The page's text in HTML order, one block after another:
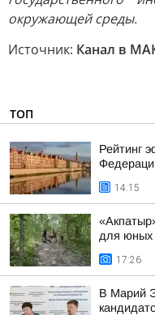
окружающей среды.
Источник: Канал в
ТОП
Рейтинг
14:15
для юных
17:26
В Марий